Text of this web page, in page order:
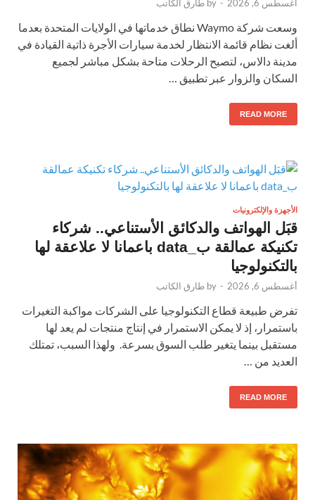
أغسطس 6, 2026 -
by طارق الكاتب
وسعت شركة Waymo نطاق خدماتها في الولايات المتحدة بعدما
ألغت نظام قائمة الانتظار لخدمة سيارات الأجرة ذاتية القيادة في
مدينة دالاس، لتصبح الرحلات متاحة بشكل مباشر لجميع
السكان والزوار عبر تطبيق …
READ MORE
الأجهزة والإلكترونيات
قبَل الهواتف والدكائق الأستناعي.. شركاء
تكنيكة عمالقة ب_data باعمانا لا علاعقة لها
بالتكنولوجيا
أغسطس 6, 2026 -
by طارق الكاتب
تفرض طبيعة قطاع التكنولوجيا على الشركات مواكبة التغيرات
باستمرار، إذ لا يمكن الاستمرار في إنتاج منتجات لم يعد لها
مستقبل بينما يتغير طلب السوق بسرعة. ولهذا السبب، تمتلك
العديد من …
READ MORE